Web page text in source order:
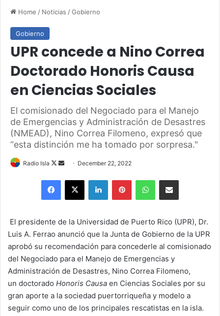
Home / Noticias /Gobierno
Gobierno
UPR concede a Nino Correa
Doctorado Honoris Causa
en Ciencias Sociales
El comisionado del Negociado para el Manejo
de Emergencias y Administración de Desastres
(NMEAD), Nino Correa Filomeno, expresó que
“esta distinción me ha tomado por sorpresa."
Radio Isla
Follow
Send
email
December 22, 2022
Facebook
X LinkedInPinterestWhatsAppShare via Email
El presidente de la Universidad de Puerto Rico (UPR), Dr.
Luis A. Ferrao anunció que la Junta de Gobierno de la UPR
aprobó su recomendación para concederle al comisionado
del Negociado para el Manejo de Emergencias y
Administración de Desastres, Nino Correa Filomeno,
un doctorado Honoris Causa en Ciencias Sociales por su
gran aporte a la sociedad puertorriqueña y modelo a
seguir como uno de los principales rescatistas en la isla.